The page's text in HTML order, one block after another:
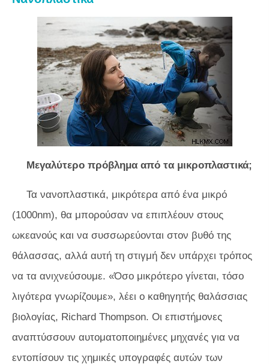
Μεγαλύτερο πρόβλημα από τα μικροπλαστικά;
Τα νανοπλαστικά, μικρότερα από ένα μικρό
(1000nm), θα μπορούσαν να επιπλέουν στους
ωκεανούς και να συσσωρεύονται στον βυθό της
θάλασσας, αλλά αυτή τη στιγμή δεν υπάρχει τρόπος
να τα ανιχνεύσουμε. «Όσο μικρότερο γίνεται, τόσο
λιγότερα γνωρίζουμε», λέει ο καθηγητής θαλάσσιας
βιολογίας, Richard Thompson. Οι επιστήμονες
αναπτύσσουν αυτοματοποιημένες μηχανές για να
εντοπίσουν τις χημικές υπογραφές αυτών των